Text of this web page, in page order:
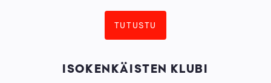
TUTUSTU
ISOKENKÄISTEN KLUBI